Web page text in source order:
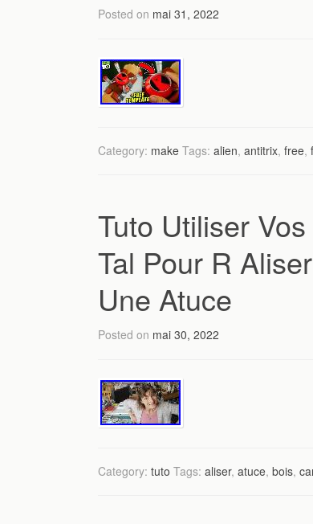
Posted on mai 31, 2022
Category: make Tags: alien, antitrix, free,
Tuto Utiliser
Tal Pour R
Une Atuce
Posted on mai 30, 2022
Category: tuto Tags: aliser, atuce, bois,